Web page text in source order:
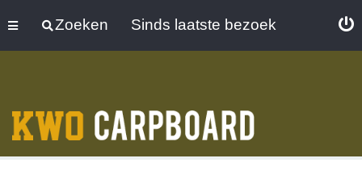
Zoeken Sinds laatste bezoek